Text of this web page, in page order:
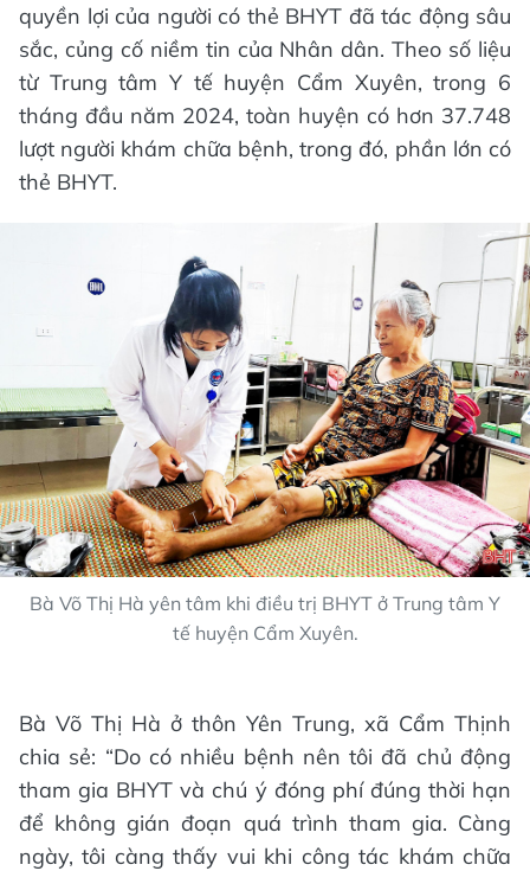
quyền lợi của người có thẻ BHYT đã tác động sâu
sắc, củng cố niềm tin của Nhân dân. Theo số liệu
từ Trung tâm Y tế huyện Cẩm Xuyên, trong 6
tháng đầu năm 2024, toàn huyện có hơn 37.748
lượt người khám chữa bệnh, trong đó, phần lớn có
thẻ BHYT.
Bà Võ Thị Hà yên tâm khi điều trị BHYT ở Trung tâm Y
tế huyện Cẩm Xuyên.
Bà Võ Thị Hà ở thôn Yên Trung, xã Cẩm Thịnh
chia sẻ: “Do có nhiều bệnh nên tôi đã chủ động
tham gia BHYT và chú ý đóng phí đúng thời hạn
để không gián đoạn quá trình tham gia. Càng
ngày, tôi càng thấy vui khi công tác khám chữa